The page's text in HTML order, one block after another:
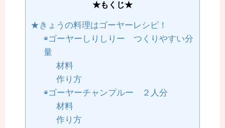
★もくじ★
★きょうの料理はゴーヤーレシピ！
◉ゴーヤーしりしりー つくりやすい分
量
材料
作り方
◉ゴーヤーチャンプルー ２人分
材料
作り方